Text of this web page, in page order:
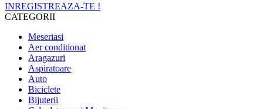
INREGISTREAZA-TE !
CATEGORII
Meseriasi
Aer conditionat
Aragazuri
Aspiratoare
Auto
Biciclete
Bijuterii